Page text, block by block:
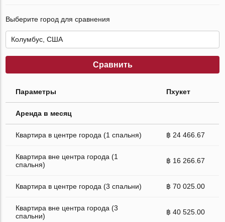
Выберите город для сравнения
Сравнить
Параметры Пхукет
Аренда в месяц
Квартира в центре города (1 спальня) ฿ 24 466.67
Квартира вне центра города (1
спальня)
฿ 16 266.67
Квартира в центре города (3 спальни) ฿ 70 025.00
Квартира вне центра города (3
спальни)
฿ 40 525.00